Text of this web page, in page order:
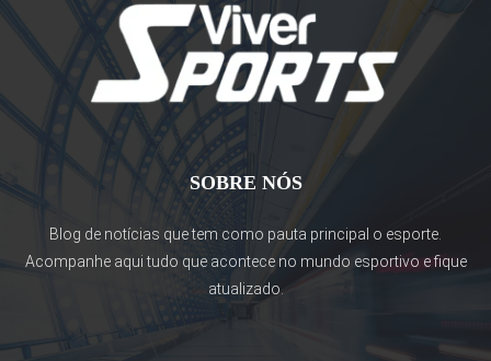
SOBRE NÓS
Blog de notícias que tem como pauta principal o esporte.
Acompanhe aqui tudo que acontece no mundo esportivo e fique
atualizado.